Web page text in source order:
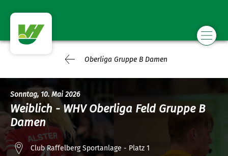
Oberliga Gruppe B Damen
Sonntag, 10. Mai 2026
Weiblich - WHV Oberliga Feld Gruppe B
Damen
Club Raffelberg Sportanlage - Platz 1